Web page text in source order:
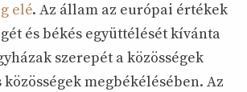
elé. Az állam az európai értékek
és békés együttélését kívánta
szerepét a közösségek
megbékélésében. Az